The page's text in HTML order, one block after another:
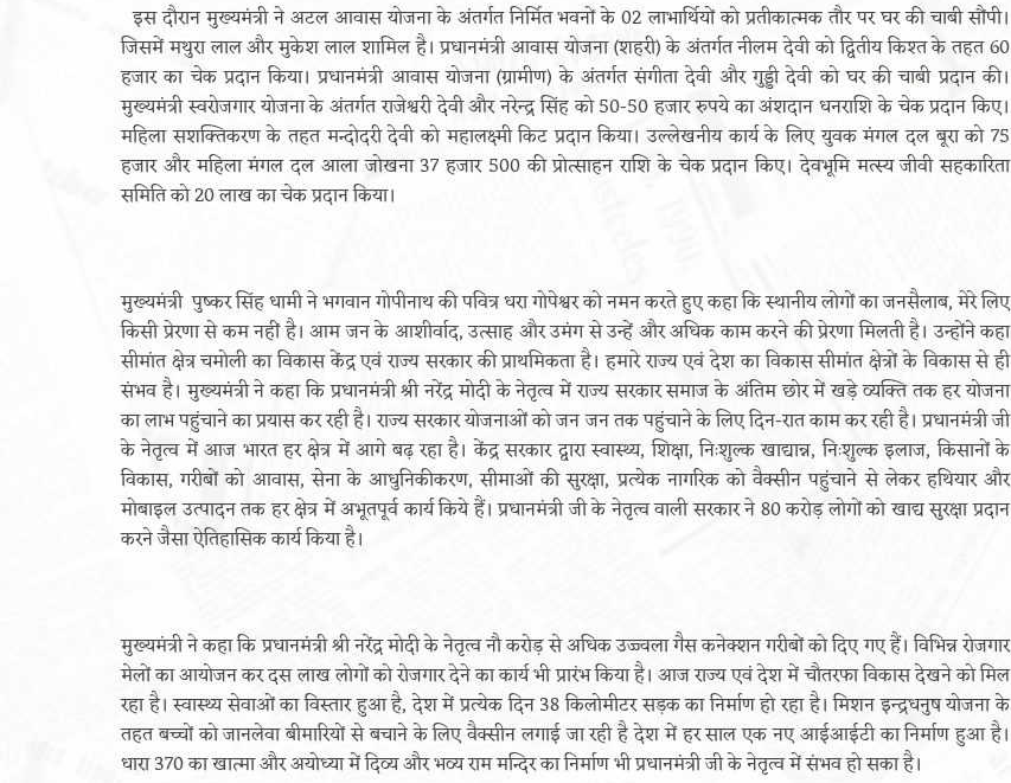
इस दौरान मुख्यमंत्री ने अटल आवास योजना के अंतर्गत निर्मित भवनों के 02 लाभार्थियों को प्रतीकात्मक तौर पर घर की चाबी सौंपी।
जिसमें मथुरा लाल और मुकेश लाल शामिल है। प्रधानमंत्री आवास योजना (शहरी) के अंतर्गत नीलम देवी को द्वितीय किश्त के तहत 60
हजार का चेक प्रदान किया। प्रधानमंत्री आवास योजना (ग्रामीण) के अंतर्गत संगीता देवी और गुड्डी देवी को घर की चाबी प्रदान की।
मुख्यमंत्री स्वरोजगार योजना के अंतर्गत राजेश्वरी देवी और नरेन्द्र सिंह को 50-50 हजार रुपये का अंशदान धनराशि के चेक प्रदान किए।
महिला सशक्तिकरण के तहत मन्दोदरी देवी को महालक्ष्मी किट प्रदान किया। उल्लेखनीय कार्य के लिए युवक मंगल दल बूरा को 75
हजार और महिला मंगल दल आला जोखना 37 हजार 500 की प्रोत्साहन राशि के चेक प्रदान किए। देवभूमि मत्स्य जीवी सहकारिता
समिति को 20 लाख का चेक प्रदान किया।
मुख्यमंत्री पुष्कर सिंह धामी ने भगवान गोपीनाथ की पवित्र धरा गोपेश्वर को नमन करते हुए कहा कि स्थानीय लोगों का जनसैलाब, मेरे लिए
किसी प्रेरणा से कम नहीं है। आम जन के आशीर्वाद, उत्साह और उमंग से उन्हें और अधिक काम करने की प्रेरणा मिलती है। उन्होंने कहा
सीमांत क्षेत्र चमोली का विकास केंद्र एवं राज्य सरकार की प्राथमिकता है। हमारे राज्य एवं देश का विकास सीमांत क्षेत्रों के विकास से ही
संभव है। मुख्यमंत्री ने कहा कि प्रधानमंत्री श्री नरेंद्र मोदी के नेतृत्व में राज्य सरकार समाज के अंतिम छोर में खड़े व्यक्ति तक हर योजना
का लाभ पहुंचाने का प्रयास कर रही है। राज्य सरकार योजनाओं को जन जन तक पहुंचाने के लिए दिन-रात काम कर रही है। प्रधानमंत्री जी
के नेतृत्व में आज भारत हर क्षेत्र में आगे बढ़ रहा है। केंद्र सरकार द्वारा स्वास्थ्य, शिक्षा, निःशुल्क खाद्यान्न, निःशुल्क इलाज, किसानों के
विकास, गरीबों को आवास, सेना के आधुनिकीकरण, सीमाओं की सुरक्षा, प्रत्येक नागरिक को वैक्सीन पहुंचाने से लेकर हथियार और
मोबाइल उत्पादन तक हर क्षेत्र में अभूतपूर्व कार्य किये हैं। प्रधानमंत्री जी के नेतृत्व वाली सरकार ने 80 करोड़ लोगों को खाद्य सुरक्षा प्रदान
करने जैसा ऐतिहासिक कार्य किया है।
मुख्यमंत्री ने कहा कि प्रधानमंत्री श्री नरेंद्र मोदी के नेतृत्व नौ करोड़ से अधिक उज्ज्वला गैस कनेक्शन गरीबों को दिए गए हैं। विभिन्न रोजगार
मेलों का आयोजन कर दस लाख लोगों को रोजगार देने का कार्य भी प्रारंभ किया है। आज राज्य एवं देश में चौतरफा विकास देखने को मिल
रहा है। स्वास्थ्य सेवाओं का विस्तार हुआ है, देश में प्रत्येक दिन 38 किलोमीटर सड़क का निर्माण हो रहा है। मिशन इन्द्रधनुष योजना के
तहत बच्चों को जानलेवा बीमारियों से बचाने के लिए वैक्सीन लगाई जा रही है देश में हर साल एक नए आईआईटी का निर्माण हुआ है।
धारा 370 का खात्मा और अयोध्या में दिव्य और भव्य राम मन्दिर का निर्माण भी प्रधानमंत्री जी के नेतृत्व में संभव हो सका है।